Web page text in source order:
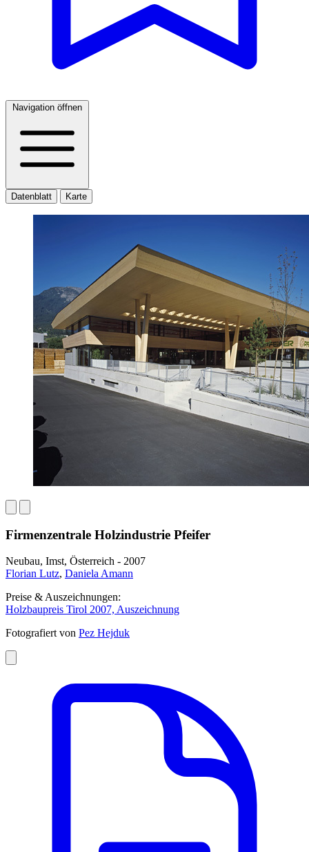
Navigation öffnen
Datenblatt Karte
Firmenzentrale Holzindustrie Pfeifer
Neubau, Imst, Österreich - 2007
Florian Lutz, Daniela Amann
Preise & Auszeichnungen:
Holzbaupreis Tirol 2007, Auszeichnung
Fotografiert von Pez Hejduk